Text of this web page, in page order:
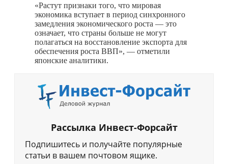
«Растут признаки того, что мировая
экономика вступает в период синхронного
замедления экономического роста — это
означает, что страны больше не могут
полагаться на восстановление экспорта для
обеспечения роста ВВП», — отметили
японские аналитики.
Рассылка Инвест-Форсайт
Подпишитесь и получайте популярные
статьи в вашем почтовом ящике.